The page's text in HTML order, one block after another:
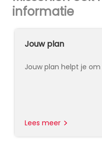
informatie
Jouw plan
Jouw plan helpt je
Lees meer